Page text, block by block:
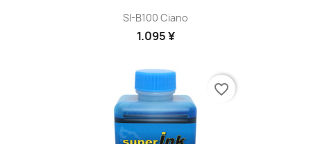
SI-B100 Ciano
1.095 ¥
favorite_border